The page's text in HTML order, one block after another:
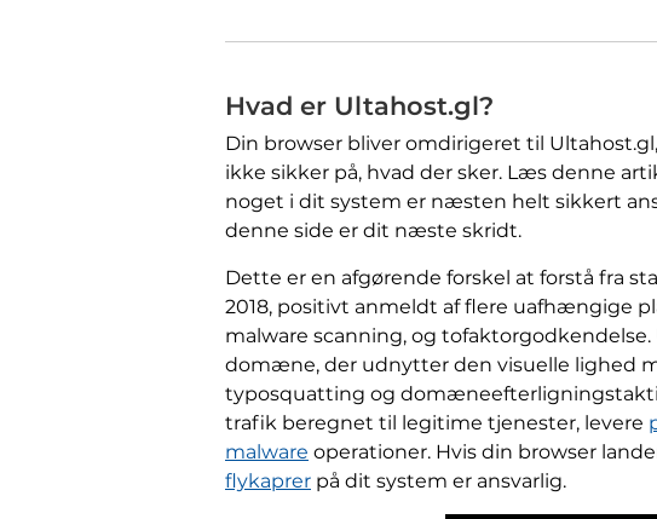
Hvad er Ultahost.gl?
Din browser bliver omdirigeret til
ikke sikker på, hvad der sker. Læs denne
noget i dit system er næsten helt sikkert
denne side er dit næste skridt.
Dette er en afgørende forskel at forstå fra
2018, positivt anmeldt af flere uafhængige
malware scanning, og
domæne, der udnytter den visuelle lighed
typosquatting og
trafik beregnet til legitime tjenester, levere
malware operationer. Hvis din browser
flykaprer på dit system er ansvarlig.